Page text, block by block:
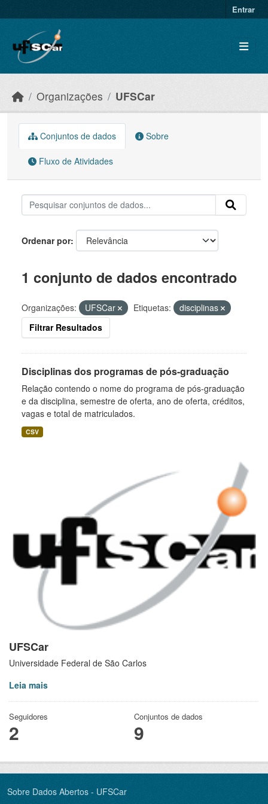
Entrar
Organizações UFSCar
UFSCar
Universidade Federal de São Carlos
Leia mais
Seguidores
2
Conjuntos de dados
9
Conjuntos de dados Sobre
Fluxo de Atividades
Ordenar por
1 conjunto de dados encontrado
Organizações: UFSCar Etiquetas:
disciplinas
Filtrar Resultados
Disciplinas dos programas de pós-graduação
Relação contendo o nome do programa de pós-graduação
e da disciplina, semestre de oferta, ano de oferta, créditos,
vagas e total de matriculados.
CSV
Sobre Dados Abertos - UFSCar